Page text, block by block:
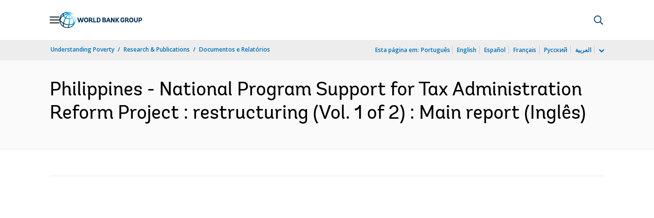
Understanding Poverty Research & Publications Documentos e Relatórios Esta página em: Português English Español Français Русский العربية
Philippines - National Program Support for Tax Administration
Reform Project : restructuring (Vol. 1 of 2) : Main report (Inglês)